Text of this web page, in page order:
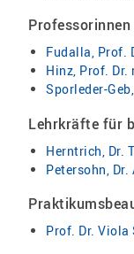
Fudalla, Prof.
Hinz, Prof. Dr.
Sporleder-
Lehrkräfte für
Herntrich, Dr.
Petersohn, Dr.
Prof. Dr. Viola